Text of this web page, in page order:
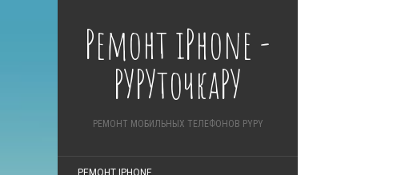
Ремонт iPhone -
РУРУточкаРУ
РЕМОНТ МОБИЛЬНЫХ ТЕЛЕФОНОВ PYPY
РЕМОНТ IPHONE